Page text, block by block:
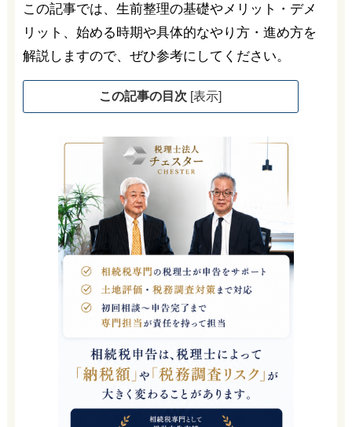
この記事では、生前整理の基礎やメリット・デメ
リット、始める時期や具体的なやり方・進め方を
解説しますので、ぜひ参考にしてください。
この記事の目次 [表示]